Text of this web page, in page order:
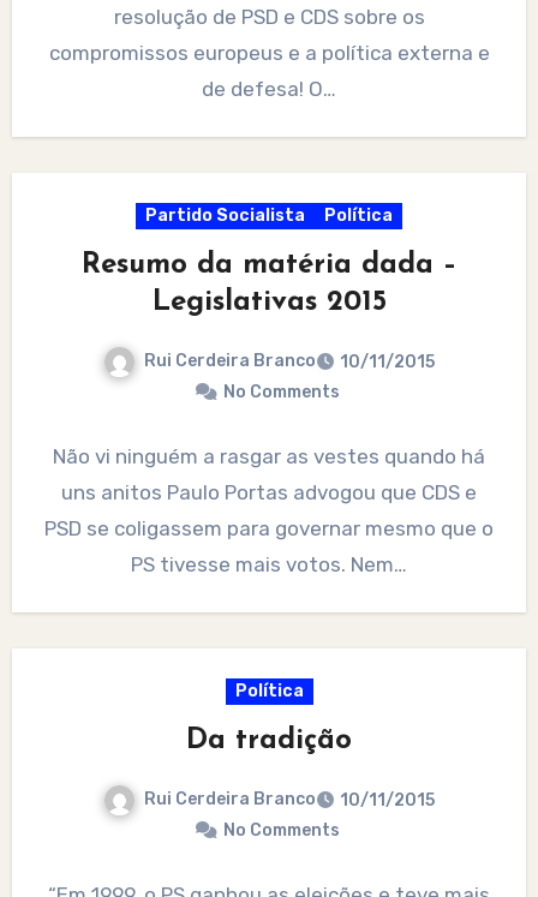
resolução de PSD e CDS sobre os
compromissos europeus e a política externa e
de defesa! O…
Partido Socialista Política
Resumo da matéria dada –
Legislativas 2015
Rui Cerdeira Branco
10/11/2015
No Comments
Não vi ninguém a rasgar as vestes quando há
uns anitos Paulo Portas advogou que CDS e
PSD se coligassem para governar mesmo que o
PS tivesse mais votos. Nem…
Política
Da tradição
Rui Cerdeira Branco
10/11/2015
No Comments